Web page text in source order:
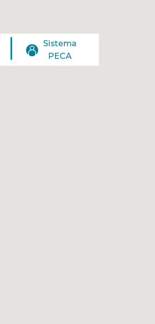
Sistema
PECA